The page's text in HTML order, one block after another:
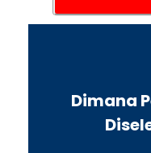
Dimana